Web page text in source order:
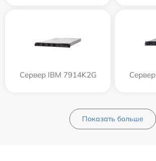
Сервер IBM 7914K2G
Показать больше